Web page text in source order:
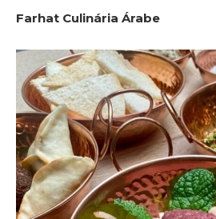
Farhat Culinária Árabe